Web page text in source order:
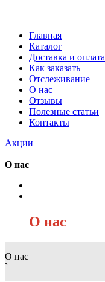
Главная
Каталог
Доставка и оплата
Как заказать
Отслеживание
О нас
Отзывы
Полезные статьи
Контакты
Акции
О нас
О нас
О нас
`